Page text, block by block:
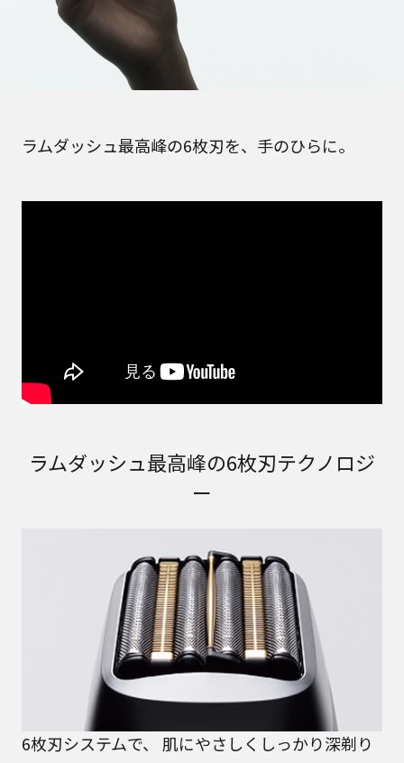
ラムダッシュ最高峰の6枚刃を、手のひらに。
ラムダッシュ最高峰の6枚刃テクノロジ
ー
6枚刃システムで、 肌にやさしくしっかり深剃り